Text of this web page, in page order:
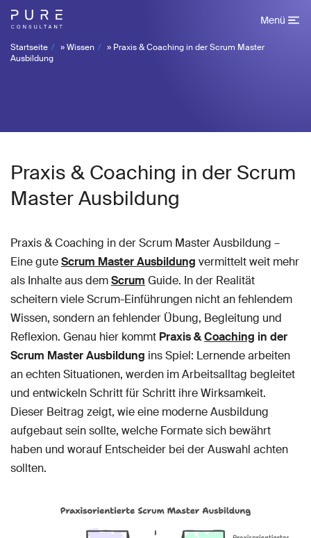
Menü
Startseite »Wissen » Praxis & Coaching in der Scrum Master
Ausbildung
Praxis & Coaching in der Scrum
Master Ausbildung
Praxis & Coaching in der Scrum Master Ausbildung –
Eine guteScrum Master Ausbildung vermittelt weit mehr
als Inhalte aus demScrum Guide. In der Realität
scheitern viele Scrum-Einführungen nicht an fehlendem
Wissen, sondern an fehlender Übung, Begleitung und
Reflexion. Genau hier kommt Praxis &Coaching in der
Scrum Master Ausbildung ins Spiel: Lernende arbeiten
an echten Situationen, werden im Arbeitsalltag begleitet
und entwickeln Schritt für Schritt ihre Wirksamkeit.
Dieser Beitrag zeigt, wie eine moderne Ausbildung
aufgebaut sein sollte, welche Formate sich bewährt
haben und worauf Entscheider bei der Auswahl achten
sollten.